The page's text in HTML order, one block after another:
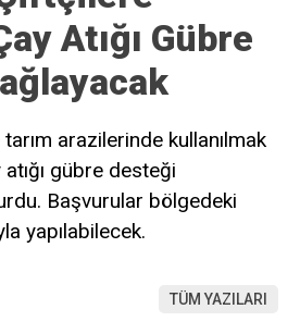
Atığı Gübre
arazilerinde kullanılmak
gübre desteği
Başvurular bölgedeki
yapılabilecek.
TÜM YAZILARI